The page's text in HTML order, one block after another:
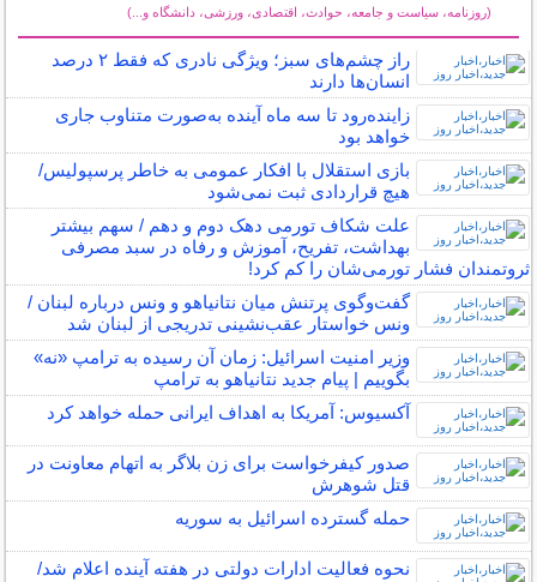
(روزنامه، سیاست و جامعه، حوادث، اقتصادی، ورزشی، دانشگاه و...)
راز چشم‌های سبز؛ ویژگی نادری که فقط ۲ درصد
انسان‌ها دارند
زاینده‌رود تا سه ماه آینده به‌صورت متناوب جاری
خواهد بود
بازی استقلال با افکار عمومی به خاطر پرسپولیس/
هیچ قراردادی ثبت نمی‌شود
علت شکاف تورمی دهک دوم و دهم / سهم بیشتر
بهداشت، تفریح، آموزش و رفاه در سبد مصرفی
ثروتمندان فشار تورمی‌شان را کم کرد!
گفت‌وگوی پرتنش میان نتانیاهو و ونس درباره لبنان /
ونس خواستار عقب‌نشینی تدریجی از لبنان شد
وزیر امنیت اسرائیل: زمان آن رسیده به ترامپ «نه»
بگوییم | پیام جدید نتانیاهو به ترامپ
آکسیوس: آمریکا به اهداف ایرانی حمله خواهد کرد
صدور کیفرخواست برای زن بلاگر به اتهام معاونت در
قتل شوهرش
حمله گسترده اسرائیل به سوریه
نحوه فعالیت ادارات دولتی در هفته آینده اعلام شد/